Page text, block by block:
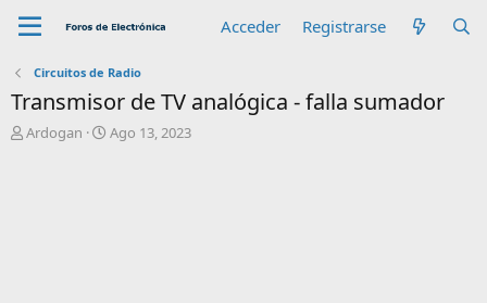
Acceder Registrarse
Circuitos de Radio
Transmisor de TV analógica - falla sumador
A
Ardogan
F
Ago 13, 2023